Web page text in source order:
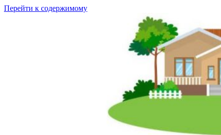
Перейти к содержимому